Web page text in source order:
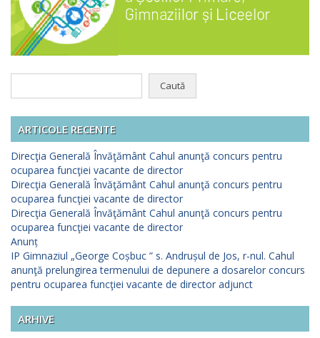
ARTICOLE RECENTE
Direcţia Generală Învăţământ Cahul anunţă concurs pentru
ocuparea funcţiei vacante de director
Direcţia Generală Învăţământ Cahul anunţă concurs pentru
ocuparea funcţiei vacante de director
Direcţia Generală Învăţământ Cahul anunţă concurs pentru
ocuparea funcţiei vacante de director
Anunț
IP Gimnaziul „George Coșbuc ” s. Andrușul de Jos, r-nul. Cahul
anunţă prelungirea termenului de depunere a dosarelor concurs
pentru ocuparea funcţiei vacante de director adjunct
ARHIVE